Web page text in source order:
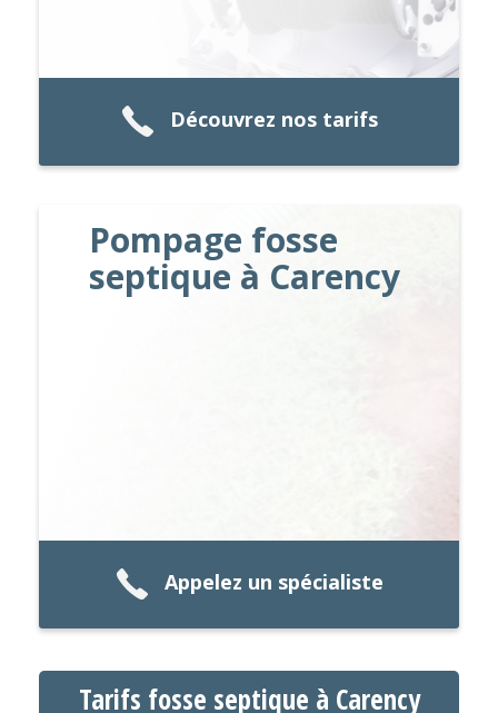
Découvrez nos tarifs
Pompage fosse
septique à Carency
Appelez un spécialiste
Tarifs fosse septique à Carency